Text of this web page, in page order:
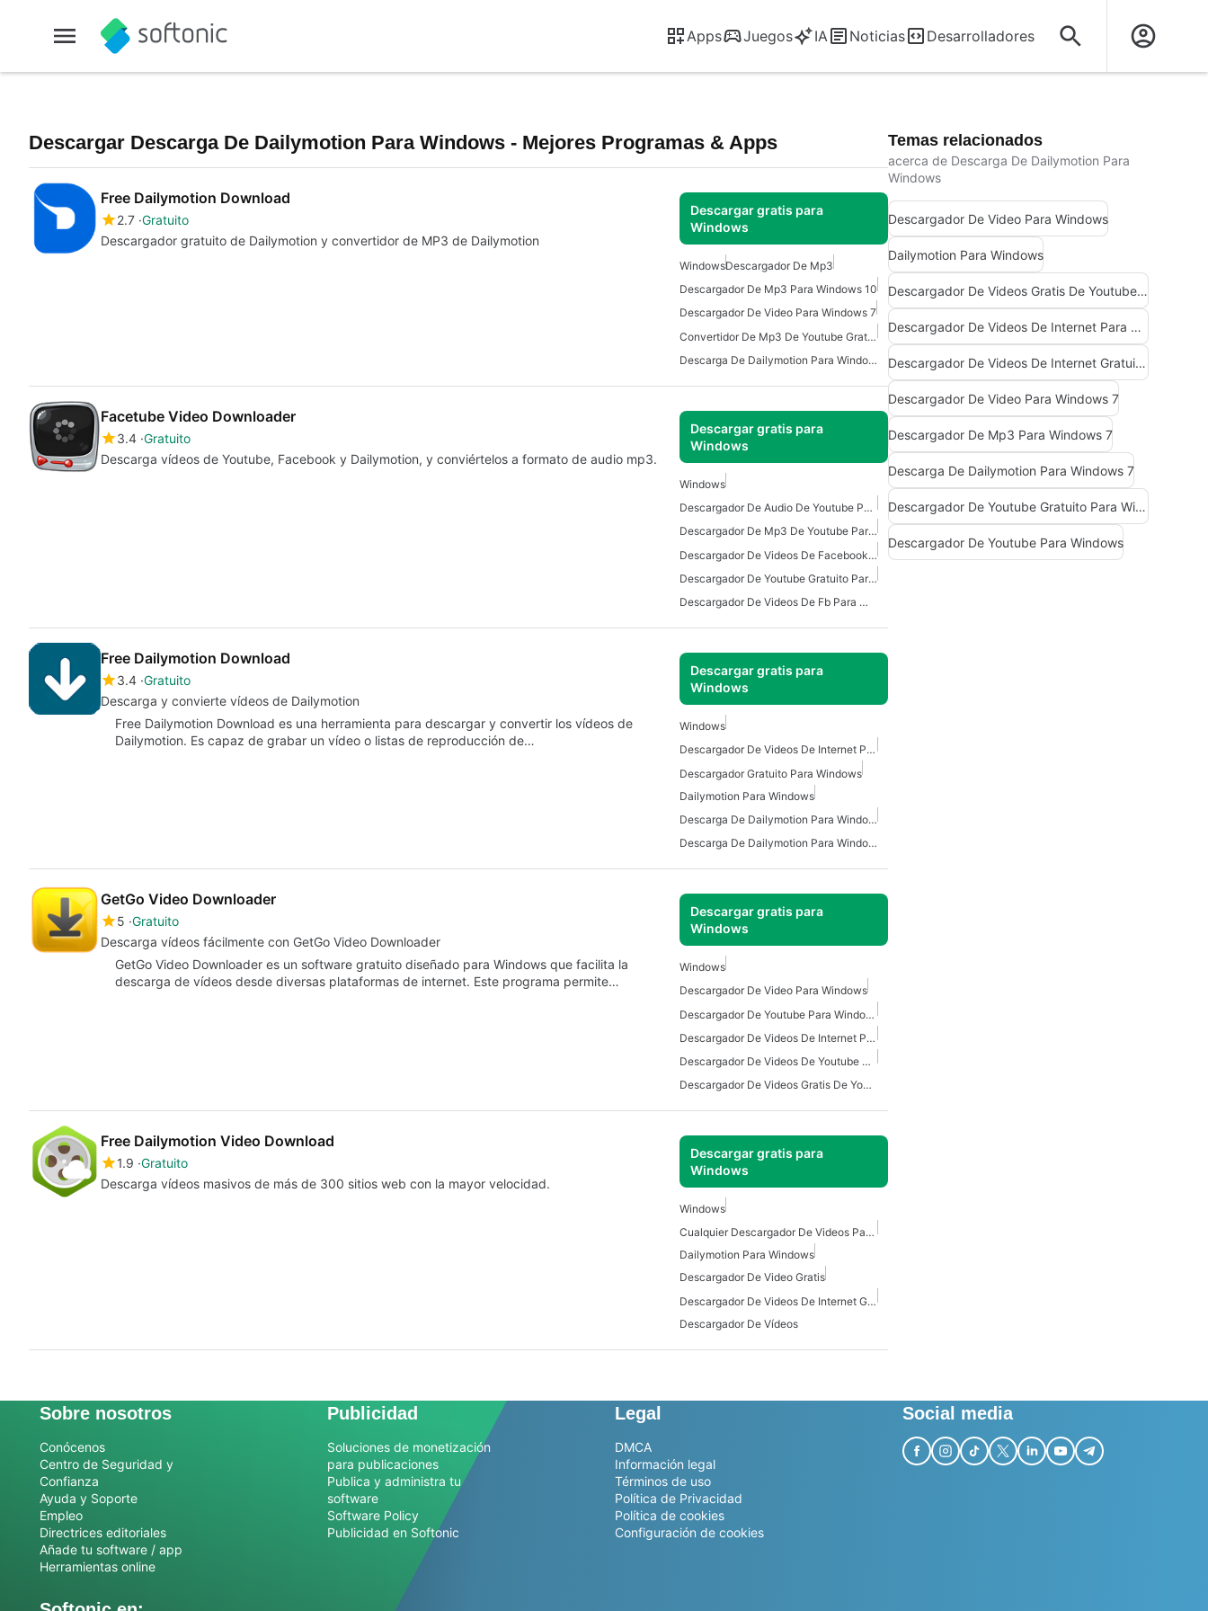
Apps Juegos IA Noticias Desarrolladores
Descargar Descarga De Dailymotion Para Windows - Mejores Programas & Apps
Free Dailymotion Download
2.7 Gratuito
Descargador gratuito de Dailymotion y convertidor de MP3 de Dailymotion
Descargar gratis para
Windows
WindowsDescargador De Mp3
Descargador De Mp3 Para Windows 10
Descargador De Video Para Windows 7
Convertidor De Mp3 De Youtube Gratuito Para Windows
Descarga De Dailymotion Para Windows
Facetube Video Downloader
3.4 Gratuito
Descarga vídeos de Youtube, Facebook y Dailymotion, y conviértelos a formato de audio mp3.
Descargar gratis para
Windows
Windows
Descargador De Audio De Youtube Para Windows
Descargador De Mp3 De Youtube Para Windows
Descargador De Videos De Facebook Para Windows 7
Descargador De Youtube Gratuito Para Windows
Descargador De Videos De Fb Para Windows
Free Dailymotion Download
3.4 Gratuito
Descarga y convierte vídeos de Dailymotion
Descargar gratis para
Windows
Free Dailymotion Download es una herramienta para descargar y convertir los vídeos de
Dailymotion. Es capaz de grabar un vídeo o listas de reproducción de…
Windows
Descargador De Videos De Internet Para Windows
Descargador Gratuito Para Windows
Dailymotion Para Windows
Descarga De Dailymotion Para Windows
Descarga De Dailymotion Para Windows 7
GetGo Video Downloader
5 Gratuito
Descarga vídeos fácilmente con GetGo Video Downloader
Descargar gratis para
Windows
GetGo Video Downloader es un software gratuito diseñado para Windows que facilita la
descarga de vídeos desde diversas plataformas de internet. Este programa permite…
Windows
Descargador De Video Para Windows
Descargador De Youtube Para Windows
Descargador De Videos De Internet Para Windows
Descargador De Videos De Youtube Para Windows
Descargador De Videos Gratis De Youtube Para Windows
Free Dailymotion Video Download
1.9 Gratuito
Descarga vídeos masivos de más de 300 sitios web con la mayor velocidad.
Descargar gratis para
Windows
Windows
Cualquier Descargador De Videos Para Windows
Dailymotion Para Windows
Descargador De Video Gratis
Descargador De Videos De Internet Gratuito Para Windows
Descargador De Vídeos
Temas relacionados
acerca de Descarga De Dailymotion Para
Windows
Descargador De Video Para Windows
Dailymotion Para Windows
Descargador De Videos Gratis De Youtube Para Windows
Descargador De Videos De Internet Para Windows
Descargador De Videos De Internet Gratuito Para Windows
Descargador De Video Para Windows 7
Descargador De Mp3 Para Windows 7
Descarga De Dailymotion Para Windows 7
Descargador De Youtube Gratuito Para Windows
Descargador De Youtube Para Windows
Sobre nosotros
Conócenos
Centro de Seguridad y
Confianza
Ayuda y Soporte
Empleo
Directrices editoriales
Añade tu software / app
Herramientas online
Publicidad
Soluciones de monetización
para publicaciones
Publica y administra tu
software
Software Policy
Publicidad en Softonic
Legal
DMCA
Información legal
Términos de uso
Política de Privacidad
Política de cookies
Configuración de cookies
Social media